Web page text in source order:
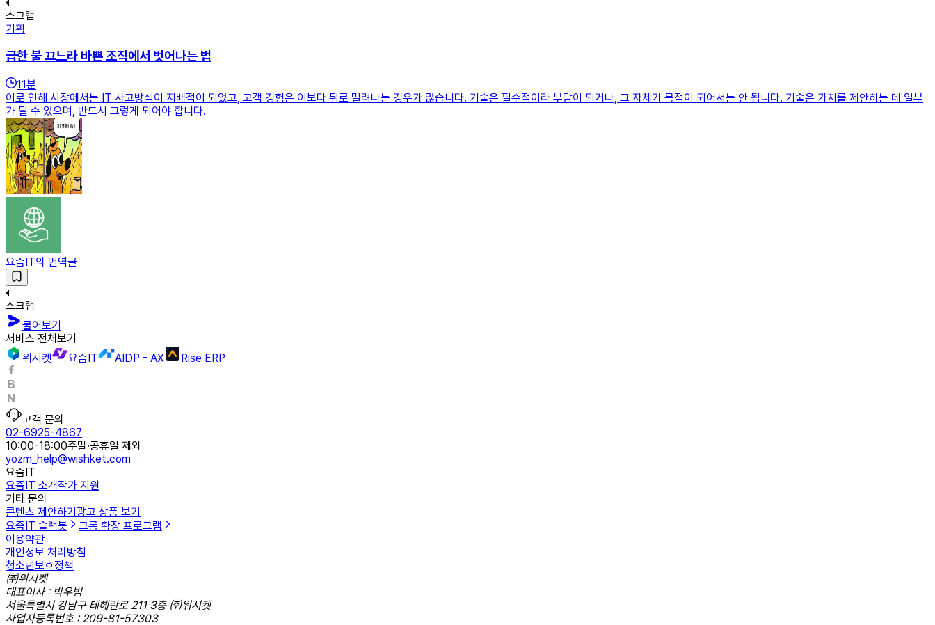
스크랩
기획
급한 불 끄느라 바쁜 조직에서 벗어나는 법
11분
이로 인해 시장에서는 IT 사고방식이 지배적이 되었고, 고객 경험은 이보다 뒤로 밀려나는 경우가 많습니다. 기술은 필수적이라 부담이 되거나, 그 자체가 목적이 되어서는 안 됩니다. 기술은 가치를 제안하는 데 일부
가 될 수 있으며, 반드시 그렇게 되어야 합니다.
요즘IT의 번역글
스크랩
물어보기
서비스 전체보기
위시켓
요즘IT AIDP - AX Rise ERP
고객 문의
02-6925-4867
10:00-18:00주말·공휴일 제외
yozm_help@wishket.com
요즘IT
요즘IT 소개작가 지원
기타 문의
콘텐츠 제안하기 광고 상품 보기
요즘IT 슬랙봇
크롬 확장 프로그램
이용약관
개인정보 처리방침
청소년보호정책
㈜위시켓
대표이사 : 박우범
서울특별시 강남구 테헤란로 211 3층 ㈜위시켓
사업자등록번호 : 209-81-57303